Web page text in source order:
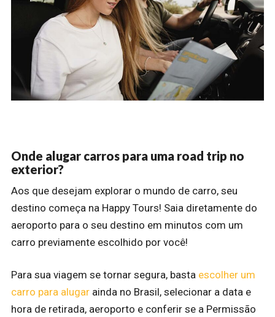
Onde alugar carros para uma road trip no
exterior?
Aos que desejam explorar o mundo de carro, seu
destino começa na Happy Tours! Saia diretamente do
aeroporto para o seu destino em minutos com um
carro previamente escolhido por você!
Para sua viagem se tornar segura, basta escolher um
carro para alugar ainda no Brasil, selecionar a data e
hora de retirada, aeroporto e conferir se a Permissão